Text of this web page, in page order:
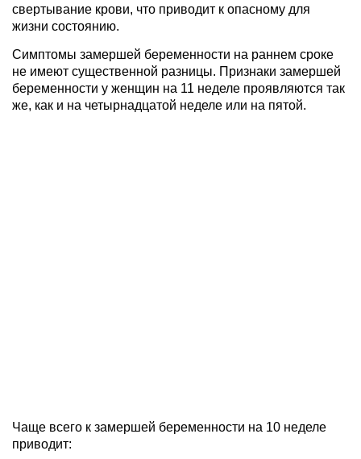
свертывание крови, что приводит к опасному для
жизни состоянию.
Симптомы замершей беременности на раннем сроке
не имеют существенной разницы. Признаки замершей
беременности у женщин на 11 неделе проявляются так
же, как и на четырнадцатой неделе или на пятой.
Чаще всего к замершей беременности на 10 неделе
приводит: